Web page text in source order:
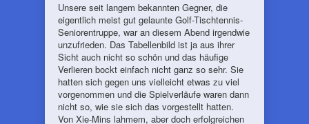
Unsere seit langem bekannten Gegner, die
eigentlich meist gut gelaunte Golf-Tischtennis-
Seniorentruppe, war an diesem Abend irgendwie
unzufrieden. Das Tabellenbild ist ja aus ihrer
Sicht auch nicht so schön und das häufige
Verlieren bockt einfach nicht ganz so sehr. Sie
hatten sich gegen uns vielleicht etwas zu viel
vorgenommen und die Spielverläufe waren dann
nicht so, wie sie sich das vorgestellt hatten.
Von Xie-Mins lahmem, aber doch erfolgreichen